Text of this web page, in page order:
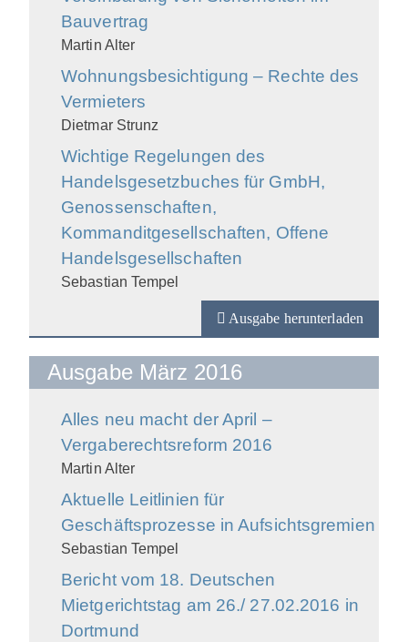
Bauvertrag
Martin Alter
Wohnungsbesichtigung – Rechte des
Vermieters
Dietmar Strunz
Wichtige Regelungen des
Handelsgesetzbuches für GmbH,
Genossenschaften,
Kommanditgesellschaften, Offene
Handelsgesellschaften
Sebastian Tempel
Ausgabe herunterladen
Ausgabe März 2016
Alles neu macht der April –
Vergaberechtsreform 2016
Martin Alter
Aktuelle Leitlinien für
Geschäftsprozesse in Aufsichtsgremien
Sebastian Tempel
Bericht vom 18. Deutschen
Mietgerichtstag am 26./ 27.02.2016 in
Dortmund